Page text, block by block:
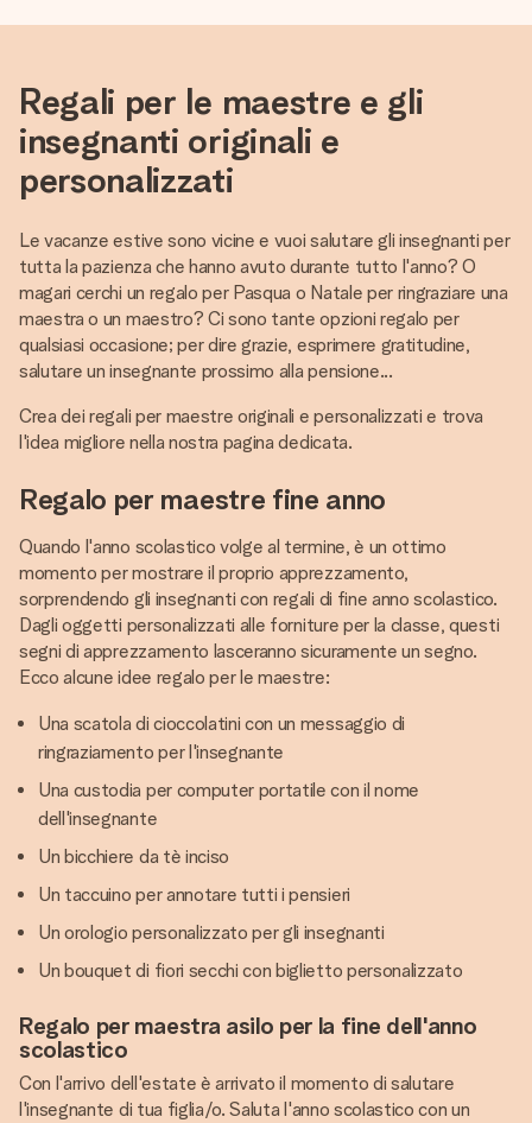
Regali per le maestre e gli
insegnanti originali e
personalizzati
Le vacanze estive sono vicine e vuoi salutare gli insegnanti per
tutta la pazienza che hanno avuto durante tutto l'anno? O
magari cerchi un regalo per Pasqua o Natale per ringraziare una
maestra o un maestro? Ci sono tante opzioni regalo per
qualsiasi occasione; per dire grazie, esprimere gratitudine,
salutare un insegnante prossimo alla pensione...
Crea dei regali per maestre originali e personalizzati e trova
l'idea migliore nella nostra pagina dedicata.
Regalo per maestre fine anno
Quando l'anno scolastico volge al termine, è un ottimo
momento per mostrare il proprio apprezzamento,
sorprendendo gli insegnanti con regali di fine anno scolastico.
Dagli oggetti personalizzati alle forniture per la classe, questi
segni di apprezzamento lasceranno sicuramente un segno.
Ecco alcune idee regalo per le maestre:
Una scatola di cioccolatini con un messaggio di
ringraziamento per l'insegnante
Una custodia per computer portatile con il nome
dell'insegnante
Un bicchiere da tè inciso
Un taccuino per annotare tutti i pensieri
Un orologio personalizzato per gli insegnanti
Un bouquet di fiori secchi con biglietto personalizzato
Regalo per maestra asilo per la fine dell'anno
scolastico
Con l'arrivo dell'estate è arrivato il momento di salutare
l'insegnante di tua figlia/o. Saluta l'anno scolastico con un